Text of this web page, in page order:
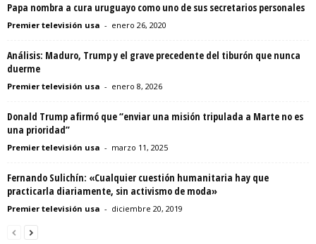
Papa nombra a cura uruguayo como uno de sus secretarios personales
Premier televisión usa - enero 26, 2020
Análisis: Maduro, Trump y el grave precedente del tiburón que nunca
duerme
Premier televisión usa - enero 8, 2026
Donald Trump afirmó que “enviar una misión tripulada a Marte no es
una prioridad”
Premier televisión usa - marzo 11, 2025
Fernando Sulichín: «Cualquier cuestión humanitaria hay que
practicarla diariamente, sin activismo de moda»
Premier televisión usa - diciembre 20, 2019